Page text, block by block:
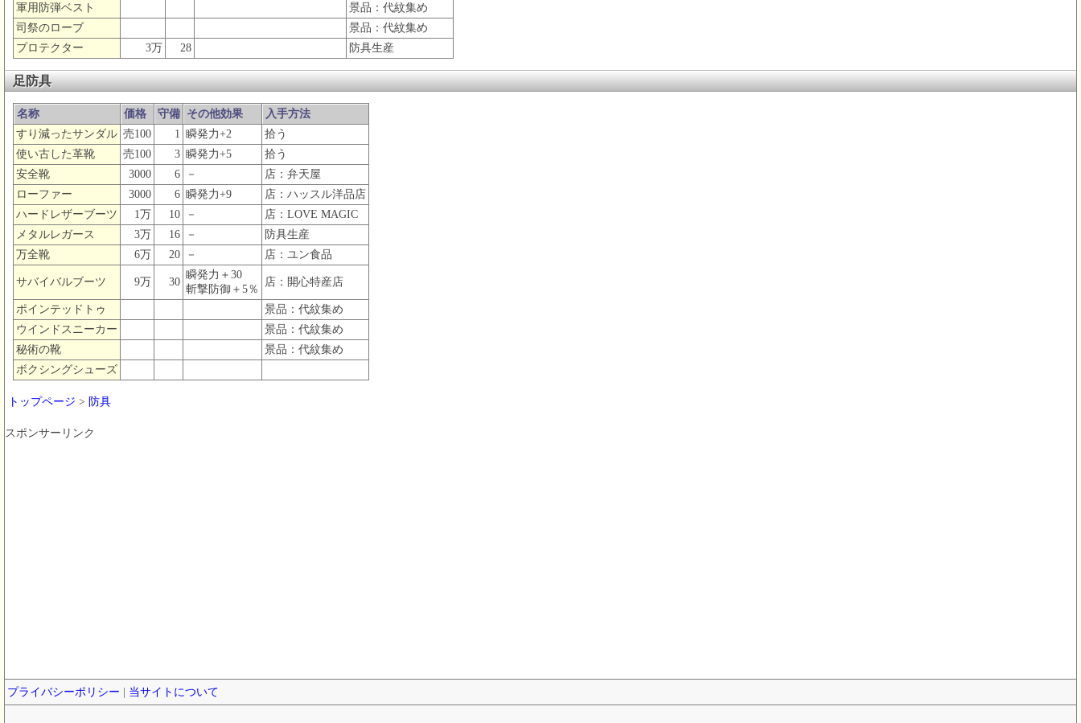
軍用防弾ベスト
景品：代紋集め
司祭のローブ
景品：代紋集め
プロテクター
3万 28 防具生産
足防具
名称 価格 守備 その他効果
入手方法
すり減ったサンダル 売100 1 瞬発力+2
拾う
使い古した革靴
売100 3 瞬発力+5
拾う
安全靴
3000 6 －
店：弁天屋
ローファー
3000 6 瞬発力+9
店：ハッスル洋品店
ハードレザーブーツ
1万 10 －
店：LOVE MAGIC
メタルレガース
3万 16 －
防具生産
万全靴
6万 20 － 店：ユン食品
サバイバルブーツ 9万 30
瞬発力＋30
斬撃防御＋5％
店：開心特産店
ポインテッドトゥ
景品：代紋集め
ウインドスニーカー
景品：代紋集め
秘術の靴
景品：代紋集め
ボクシングシューズ
トップページ > 防具
スポンサーリンク
プライバシーポリシー 当サイトについて